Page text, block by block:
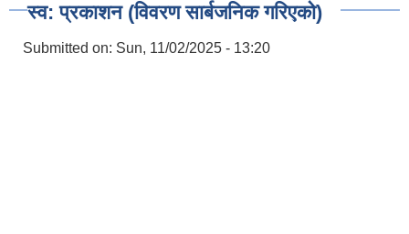
स्व: प्रकाशन (विवरण सार्बजनिक गरिएको)
Submitted on: Sun, 11/02/2025 - 13:20